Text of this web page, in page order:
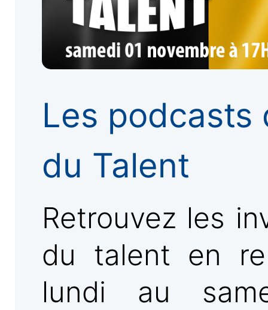
Les podcasts
du Talent
Retrouvez les
du talent en
lundi au